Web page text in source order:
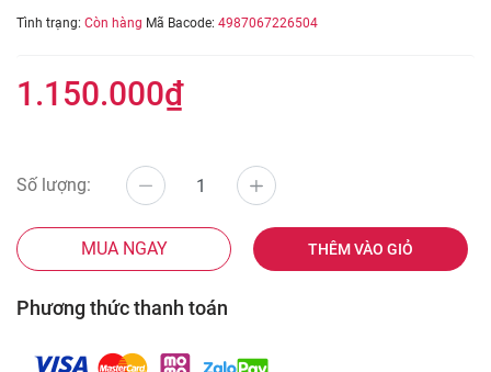
Tình trạng: Còn hàng Mã Bacode: 4987067226504
1.150.000₫
Số lượng:
MUA NGAY THÊM VÀO GIỎ
Phương thức thanh toán